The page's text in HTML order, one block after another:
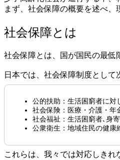
まず、社会保障の概要を述べ、
社会保障とは
社会保障とは、国が国民の最低
日本では、社会保障制度として
公的扶助：生活困窮者に対
社会保険：医療・介護・年
社会福祉：生活困窮者､身
公衆衛生：地域住民の健康
これらは、我々では対応しき